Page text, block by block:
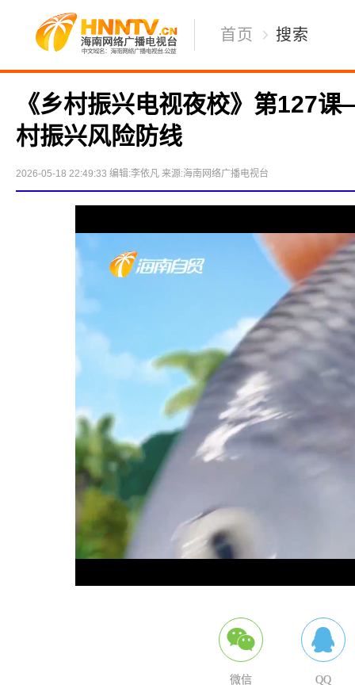
首页 搜索
《乡村振兴电视夜校》第127
村振兴风险防线
2026-05-18 22:49:33 编辑:李依凡 来源:海南网络广播电视台
0.31%
微信 QQ